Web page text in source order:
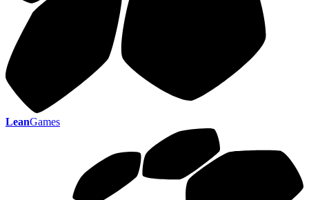
LeanGames